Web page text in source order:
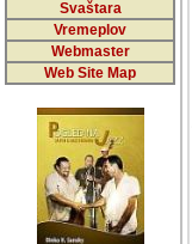
Svaštara
Vremeplov
Webmaster
Web Site Map